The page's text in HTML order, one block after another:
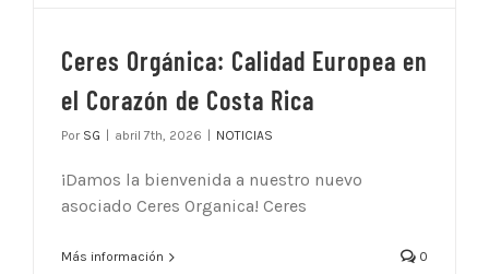
Ceres Orgánica: Calidad Europea en
el Corazón de Costa Rica
Por SG abril 7th, 2026 NOTICIAS
¡Damos la bienvenida a nuestro nuevo
asociado Ceres Organica! Ceres
Más información 0